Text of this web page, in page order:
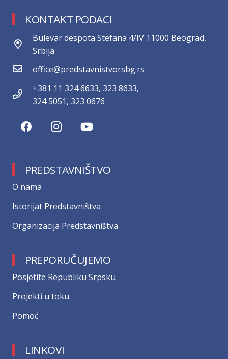
KONTAKT PODACI
Bulevar despota Stefana 4/IV 11000 Beograd,
Srbija
office@predstavnistvorsbg.rs
+381 11 324 6633, 323 8633,
324 5051, 323 0676
PREDSTAVNIŠTVO
О nama
Istorijat Predstavništva
Organizacija Predstavništva
PREPORUČUJEMO
Posjetite Republiku Srpsku
Projekti u toku
Pomoć
LINKOVI